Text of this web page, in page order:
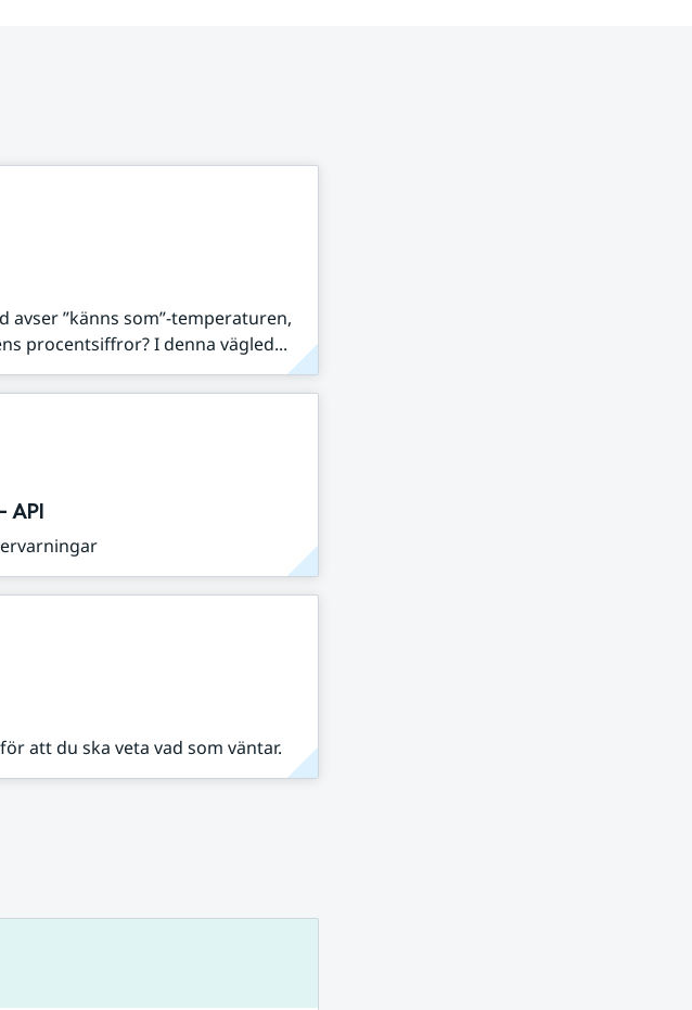
avser ”känns som”-temperaturen,
procentsiffror? I denna vägled...
API
att du ska veta vad som väntar.